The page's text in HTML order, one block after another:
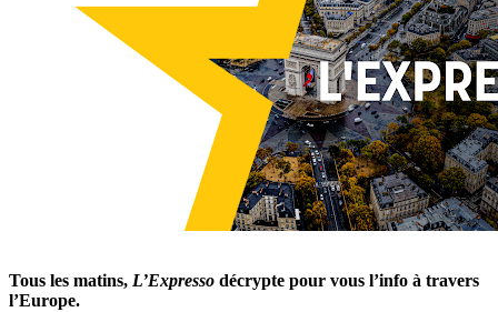
Tous les matins, L’Expresso décrypte pour vous l’info à travers
l’Europe.